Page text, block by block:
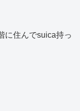
に住んでsuica持っ